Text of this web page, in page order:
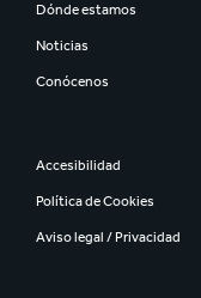
Dónde estamos
Noticias
Conócenos
Accesibilidad
Política de Cookies
Aviso legal / Privacidad